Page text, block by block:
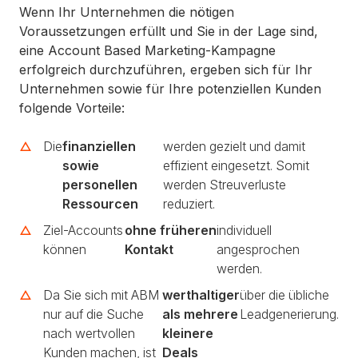
Wenn Ihr Unternehmen die nötigen
Voraussetzungen erfüllt und Sie in der Lage sind,
eine Account Based Marketing-Kampagne
erfolgreich durchzuführen, ergeben sich für Ihr
Unternehmen sowie für Ihre potenziellen Kunden
folgende Vorteile:
Diefinanziellen
sowie
personellen
Ressourcen
werden gezielt und damit
effizient eingesetzt. Somit
werden Streuverluste
reduziert.
Ziel-Accounts
können
ohne früheren
Kontakt
individuell
angesprochen
werden.
Da Sie sich mit ABM
nur auf die Suche
nach wertvollen
Kunden machen, ist
werthaltiger
als mehrere
kleinere
Deals
über die übliche
Leadgenerierung.